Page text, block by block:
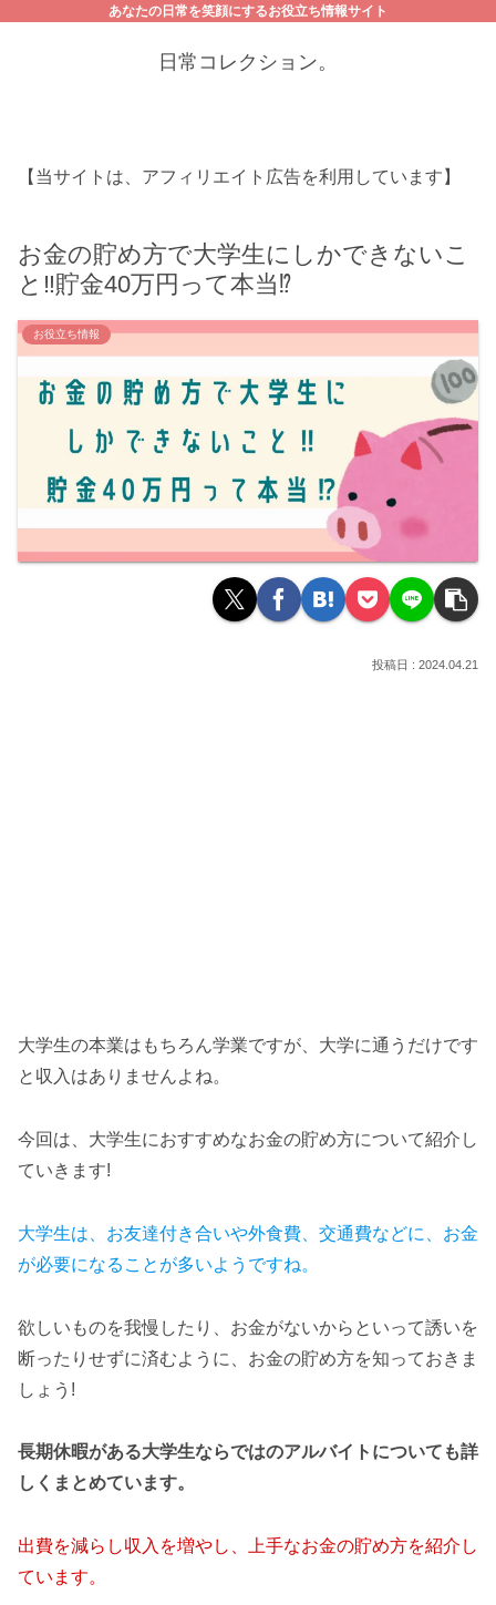
あなたの日常を笑顔にするお役立ち情報サイト
日常コレクション。
【当サイトは、アフィリエイト広告を利用しています】
お金の貯め方で大学生にしかできないこ
と‼貯金40万円って本当⁉
お役立ち情報
2024.04.21
大学生の本業はもちろん学業ですが、大学に通うだけです
と収入はありませんよね。
今回は、大学生におすすめなお金の貯め方について紹介し
ていきます!
大学生は、お友達付き合いや外食費、交通費などに、お金
が必要になることが多いようですね。
欲しいものを我慢したり、お金がないからといって誘いを
断ったりせずに済むように、お金の貯め方を知っておきま
しょう!
長期休暇がある大学生ならではのアルバイトについても詳
しくまとめています。
出費を減らし収入を増やし、上手なお金の貯め方を紹介し
ています。